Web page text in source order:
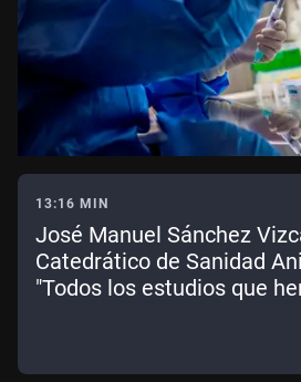
13:16 MIN
José Manuel Sánchez
Catedrático de Sanidad
"Todos los estudios que
comprobado muestran
entre ellos son capaces
enfermedad"